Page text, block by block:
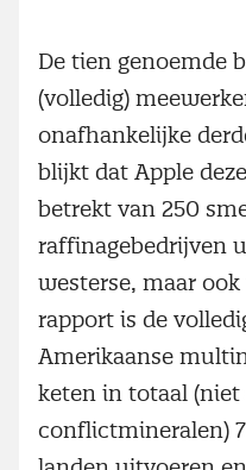
De tien genoemde
(volledig)
onafhankelijke
blijkt dat Apple
betrekt van 250
raffinagebedrijven
westerse, maar
rapport is de
Amerikaanse
keten in totaal (niet
conflictmineralen)